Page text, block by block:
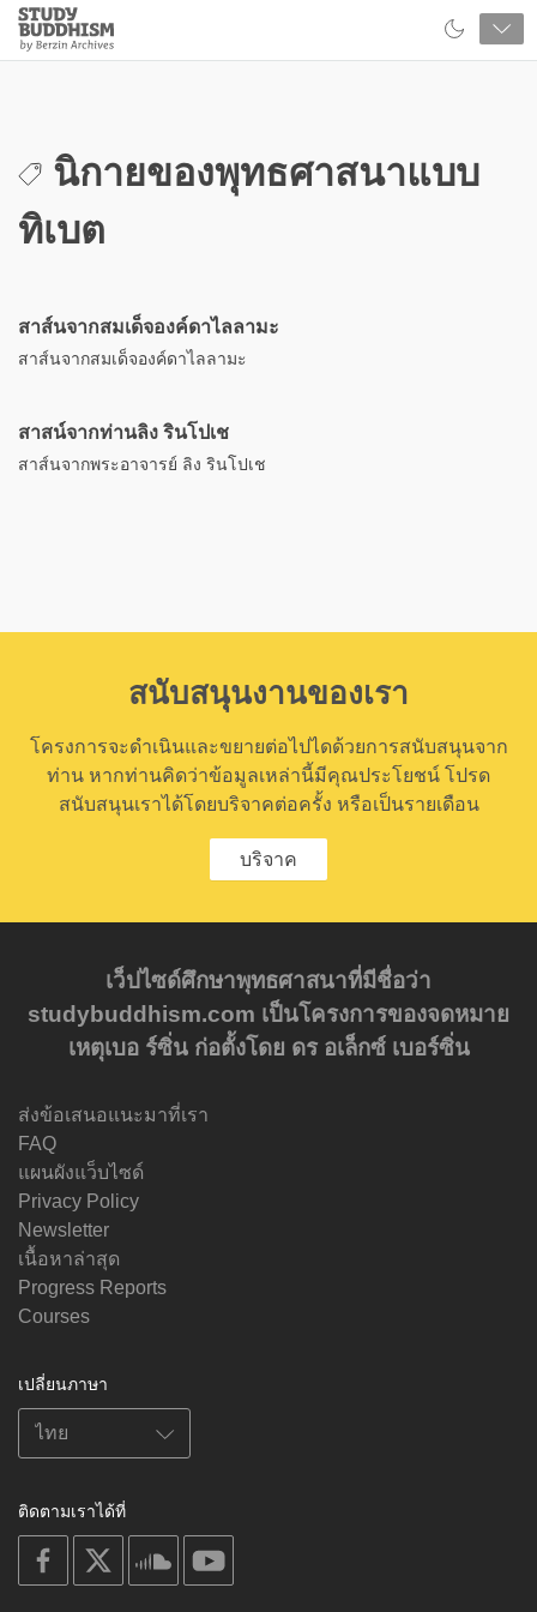
Close
Study
Buddhism
นิกายของพุทธศาสนาแบบ
ทิเบต
สาส์นจากสมเด็จองค์ดาไลลามะ
สาส์นจากสมเด็จองค์ดาไลลามะ
สาสน์จากท่านลิง รินโปเช
สาส์นจากพระอาจารย์ ลิง รินโปเช
สนับสนุนงานของเรา
โครงการจะดำเนินและขยายต่อไปไดด้วยการสนับสนุนจาก
ท่าน หากท่านคิดว่าข้อมูลเหล่านี้มีคุณประโยชน์ โปรด
สนับสนุนเราได้โดยบริจาคต่อครั้ง หรือเป็นรายเดือน
บริจาค
เว็ปไซด์ศึกษาพุทธศาสนาที่มีชื่อว่า
studybuddhism.com เป็นโครงการของจดหมาย
เหตุเบอ ร์ซิ่น ก่อตั้งโดย ดร อเล็กซ์ เบอร์ซิ่น
ส่งข้อเสนอแนะมาที่เรา
FAQ
แผนผังแว็บไซด์
Privacy Policy
Newsletter
เนื้อหาล่าสุด
Progress Reports
Courses
เปลี่ยนภาษา
ติดตามเราได้ที่
on
facebook
soundcloud